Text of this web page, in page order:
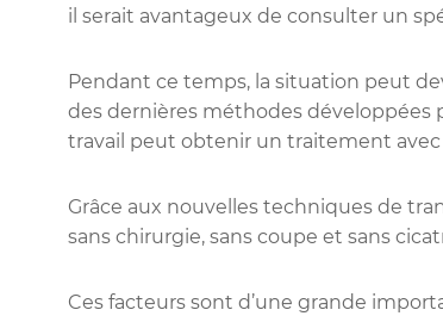
il serait avantageux de consulter un
Pendant ce temps, la situation peut
des dernières méthodes développées
travail peut obtenir un traitement avec
Grâce aux nouvelles techniques de
sans chirurgie, sans coupe et sans
Ces facteurs sont d’une grande